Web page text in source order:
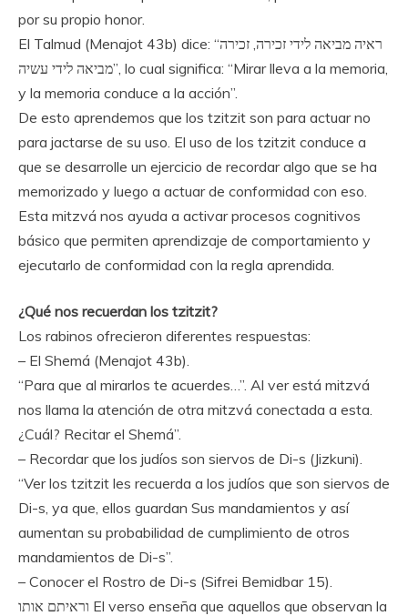
por su propio honor.
El Talmud (Menajot 43b) dice: “ראיה מביאה לידי זכירה, זכירה
מביאה לידי עשיה”, lo cual significa: “Mirar lleva a la memoria,
y la memoria conduce a la acción”.
De esto aprendemos que los tzitzit son para actuar no
para jactarse de su uso. El uso de los tzitzit conduce a
que se desarrolle un ejercicio de recordar algo que se ha
memorizado y luego a actuar de conformidad con eso.
Esta mitzvá nos ayuda a activar procesos cognitivos
básico que permiten aprendizaje de comportamiento y
ejecutarlo de conformidad con la regla aprendida.
¿Qué nos recuerdan los tzitzit?
Los rabinos ofrecieron diferentes respuestas:
– El Shemá (Menajot 43b).
“Para que al mirarlos te acuerdes…”. Al ver está mitzvá
nos llama la atención de otra mitzvá conectada a esta.
¿Cuál? Recitar el Shemá”.
– Recordar que los judíos son siervos de Di-s (Jizkuni).
“Ver los tzitzit les recuerda a los judíos que son siervos de
Di-s, ya que, ellos guardan Sus mandamientos y así
aumentan su probabilidad de cumplimiento de otros
mandamientos de Di-s”.
– Conocer el Rostro de Di-s (Sifrei Bemidbar 15).
וראיתם אותו El verso enseña que aquellos que observan la